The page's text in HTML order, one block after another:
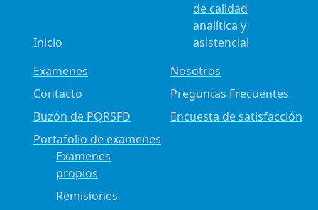
Inicio
de calidad
analítica y
asistencial
Examenes
Nosotros
Contacto
Preguntas Frecuentes
Buzón de PQRSFD
Encuesta de satisfacción
Portafolio de examenes
Examenes
propios
Remisiones